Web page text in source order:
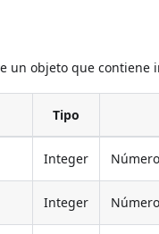
un objeto que contiene
Tipo
Integer
Integer